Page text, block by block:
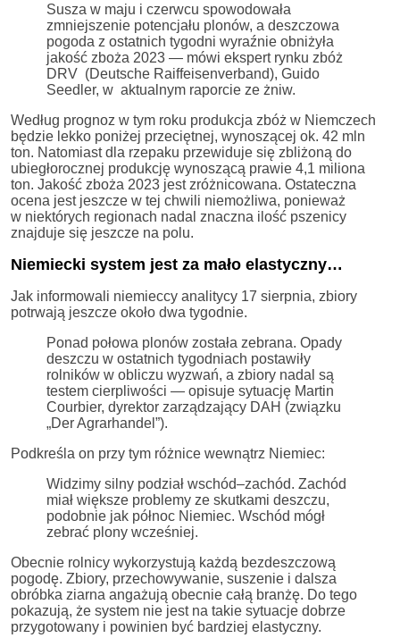
Susza w maju i czerwcu spowodowała
zmniejszenie potencjału plonów, a deszczowa
pogoda z ostatnich tygodni wyraźnie obniżyła
jakość zboża 2023 — mówi ekspert rynku zbóż
DRV (Deutsche Raiffeisenverband), Guido
Seedler, w aktualnym raporcie ze żniw.
Według prognoz w tym roku produkcja zbóż w Niemczech
będzie lekko poniżej przeciętnej, wynoszącej ok. 42 mln
ton. Natomiast dla rzepaku przewiduje się zbliżoną do
ubiegłorocznej produkcję wynoszącą prawie 4,1 miliona
ton. Jakość zboża 2023 jest zróżnicowana. Ostateczna
ocena jest jeszcze w tej chwili niemożliwa, ponieważ
w niektórych regionach nadal znaczna ilość pszenicy
znajduje się jeszcze na polu.
Niemiecki system jest za mało elastyczny…
Jak informowali niemieccy analitycy 17 sierpnia, zbiory
potrwają jeszcze około dwa tygodnie.
Ponad połowa plonów została zebrana. Opady
deszczu w ostatnich tygodniach postawiły
rolników w obliczu wyzwań, a zbiory nadal są
testem cierpliwości — opisuje sytuację Martin
Courbier, dyrektor zarządzający DAH (związku
„Der Agrarhandel”).
Podkreśla on przy tym różnice wewnątrz Niemiec:
Widzimy silny podział wschód–zachód. Zachód
miał większe problemy ze skutkami deszczu,
podobnie jak północ Niemiec. Wschód mógł
zebrać plony wcześniej.
Obecnie rolnicy wykorzystują każdą bezdeszczową
pogodę. Zbiory, przechowywanie, suszenie i dalsza
obróbka ziarna angażują obecnie całą branżę. Do tego
pokazują, że system nie jest na takie sytuacje dobrze
przygotowany i powinien być bardziej elastyczny.